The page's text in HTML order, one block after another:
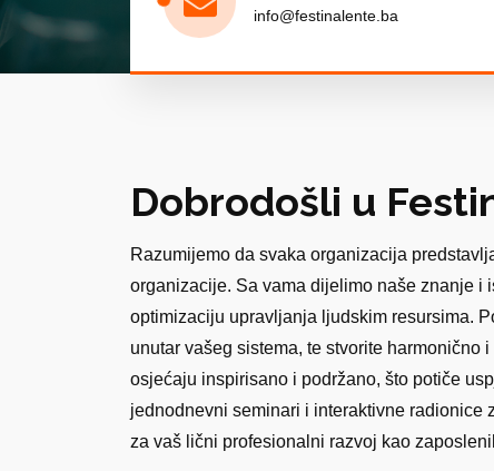
info@festinalente.ba
Dobrodošli u
Razumijemo da svaka organizacija
organizacije. Sa vama dijelimo naše znanje i
optimizaciju upravljanja ljudskim resursima.
unutar vašeg sistema, te stvorite
osjećaju inspirisano i podržano, što potiče
jednodnevni seminari i interaktivne radionice
za vaš lični profesionalni razvoj kao